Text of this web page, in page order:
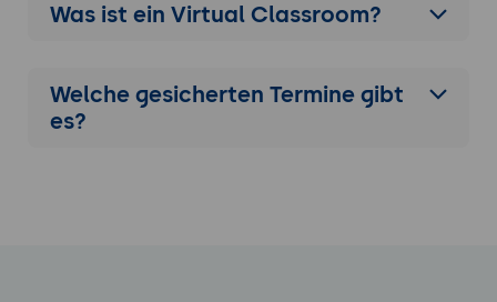
Was ist ein Virtual Classroom?
Welche gesicherten Termine gibt
es?